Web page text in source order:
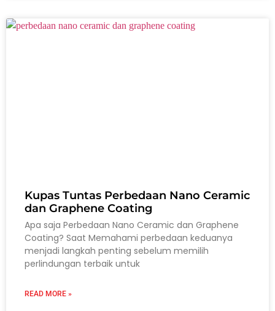
Kupas Tuntas Perbedaan Nano Ceramic
dan Graphene Coating
Apa saja Perbedaan Nano Ceramic dan Graphene
Coating? Saat Memahami perbedaan keduanya
menjadi langkah penting sebelum memilih
perlindungan terbaik untuk
READ MORE »